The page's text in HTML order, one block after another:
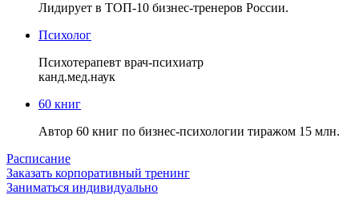
Лидирует в ТОП-10 бизнес-тренеров России.
Психолог
Психотерапевт врач-психиатр
канд.мед.наук
60 книг
Автор 60 книг по бизнес-психологии тиражом 15 млн.
Расписание
Заказать корпоративный тренинг
Заниматься индивидуально